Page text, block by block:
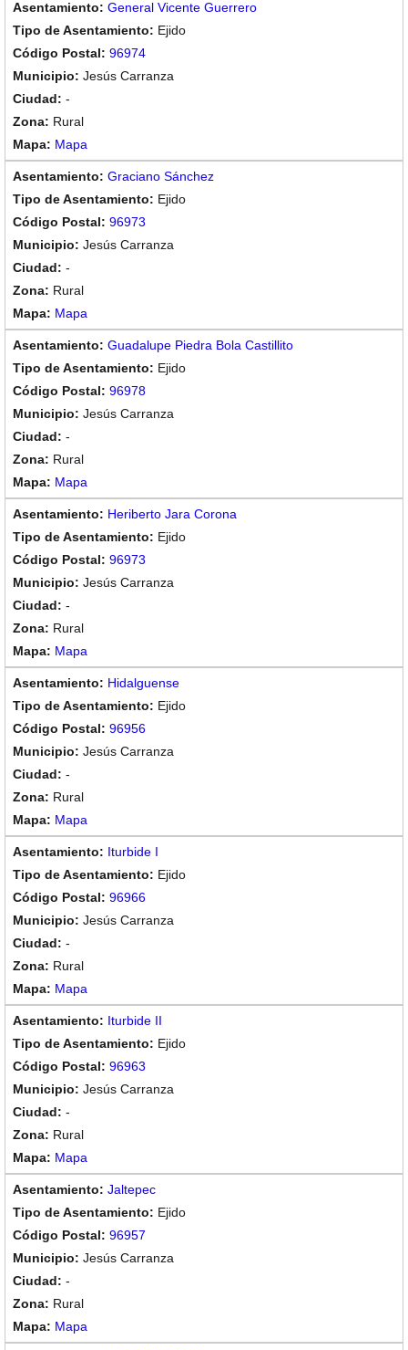
General Vicente Guerrero
Ejido
96974
Jesús Carranza
-
Rural
Mapa
Graciano Sánchez
Ejido
96973
Jesús Carranza
-
Rural
Mapa
Guadalupe Piedra Bola Castillito
Ejido
96978
Jesús Carranza
-
Rural
Mapa
Heriberto Jara Corona
Ejido
96973
Jesús Carranza
-
Rural
Mapa
Hidalguense
Ejido
96956
Jesús Carranza
-
Rural
Mapa
Iturbide I
Ejido
96966
Jesús Carranza
-
Rural
Mapa
Iturbide II
Ejido
96963
Jesús Carranza
-
Rural
Mapa
Jaltepec
Ejido
96957
Jesús Carranza
-
Rural
Mapa